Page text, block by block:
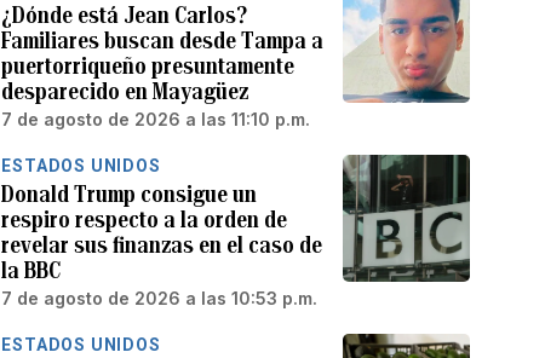
¿Dónde está Jean Carlos?
Familiares buscan desde Tampa a
puertorriqueño presuntamente
desparecido en Mayagüez
7 de agosto de 2026 a las 11:10 p.m.
ESTADOS UNIDOS
Donald Trump consigue un
respiro respecto a la orden de
revelar sus finanzas en el caso de
la BBC
7 de agosto de 2026 a las 10:53 p.m.
ESTADOS UNIDOS